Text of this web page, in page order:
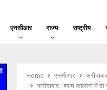
एनसीआर राज्य राष्ट्रीय
Home एनसीआर
फरीदाबाद : श्याम कालोनी में